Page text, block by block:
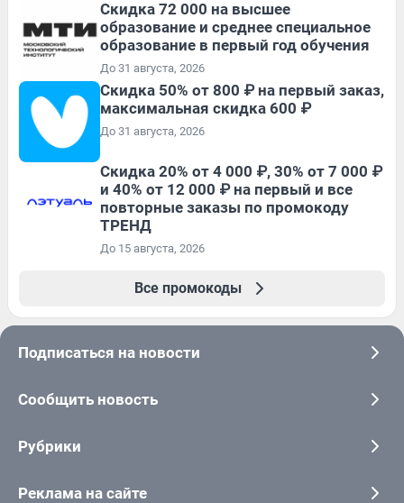
Скидка 72 000 на высшее
образование и среднее специальное
образование в первый год обучения
До 31 августа, 2026
Скидка 50% от 800 ₽ на первый заказ,
максимальная скидка 600 ₽
До 31 августа, 2026
Скидка 20% от 4 000 ₽, 30% от 7 000 ₽
и 40% от 12 000 ₽ на первый и все
повторные заказы по промокоду
ТРЕНД
До 15 августа, 2026
Все промокоды
Подписаться на новости
Сообщить новость
Рубрики
Реклама на сайте